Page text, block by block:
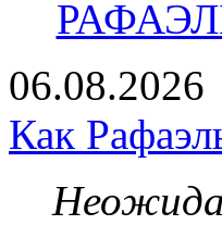
06.08.2026
Как